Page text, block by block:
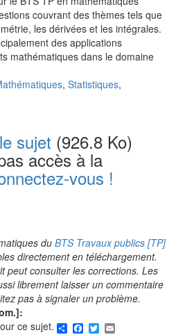
couvrant des thèmes tels que
les dérivées et les intégrales.
des applications
mathématiques dans le domaine
, Statistiques,
sujet (926.8 Ko)
accès à la
vous !
du BTS Travaux publics [TP]
directement en téléchargement.
peut consulter les corrections. Les
librement laisser un commentaire
pas à signaler un problème.
ce sujet.
ShareFacebook
Twitter